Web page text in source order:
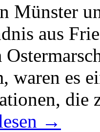
Münster
aus
waren es
→